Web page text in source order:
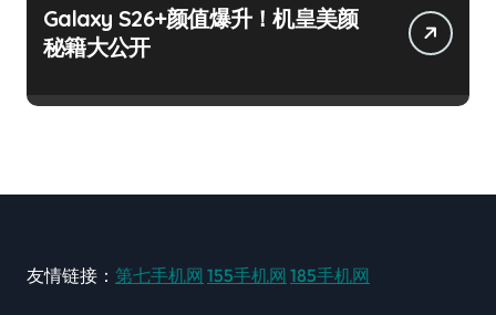
Galaxy S26+颜值爆升！机皇美颜
秘籍大公开
友情链接： 第七手机网 155手机网 185手机网